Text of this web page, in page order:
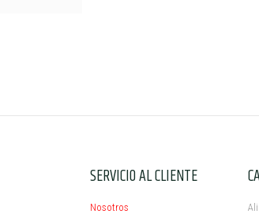
SERVICIO AL CLIENTE
Nosotros